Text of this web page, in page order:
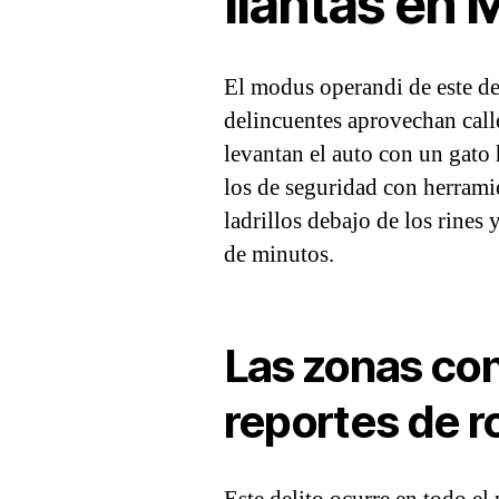
El modus operandi de este
delincuentes aprovechan
levantan el auto con un
los de seguridad con
ladrillos debajo de los rines
de minutos.
Las zonas
reportes de